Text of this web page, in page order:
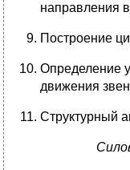
направления
Построение
Определение
движения
Структурный